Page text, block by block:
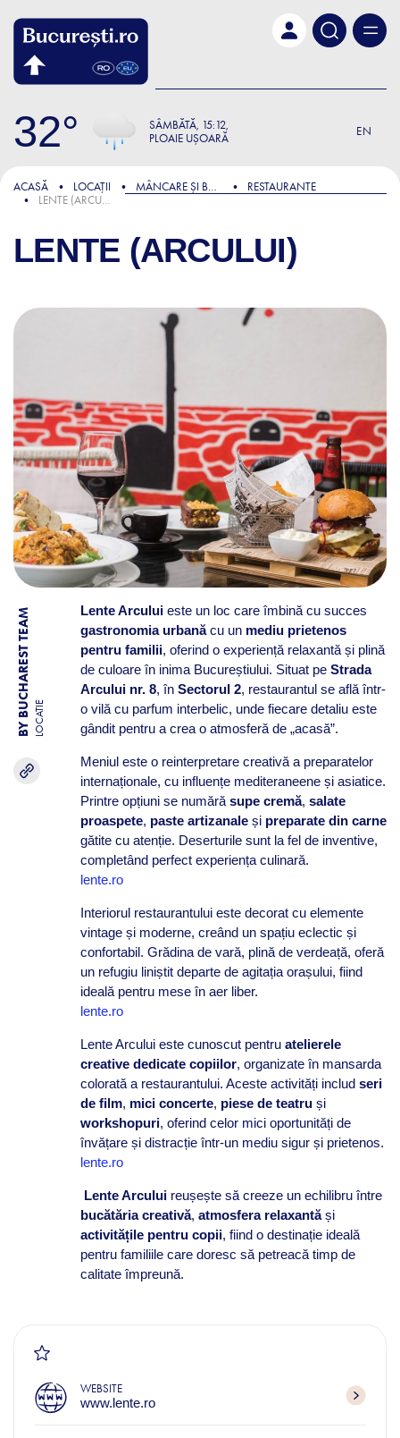
32 SÂMBĂTĂ 15:12
PLOAIE UȘOARĂ
EN
ACASĂ LOCAȚII MÂNCARE ȘI BĂUTURĂ
RESTAURANTE
LENTE (ARCULUI)
LENTE (ARCULUI)
BY BUCHAREST TEAM LOCATIE
Lente Arculuieste un loc care îmbină cu succes
gastronomia urbanăcu un mediu prietenos
pentru familii, oferind o experiență relaxantă și plină
de culoare în inima Bucureștiului. Situat pe Strada
Arcului nr. 8, în Sectorul 2, restaurantul se află într-
o vilă cu parfum interbelic, unde fiecare detaliu este
gândit pentru a crea o atmosferă de „acasă”.
Meniul este o reinterpretare creativă a preparatelor
internaționale, cu influențe mediteraneene și asiatice.
Printre opțiuni se numără supe cremă, salate
proaspete, paste artizanaleși preparate din carne
gătite cu atenție. Deserturile sunt la fel de inventive,
completând perfect experiența culinară.
lente.ro
Interiorul restaurantului este decorat cu elemente
vintage și moderne, creând un spațiu eclectic și
confortabil. Grădina de vară, plină de verdeață, oferă
un refugiu liniștit departe de agitația orașului, fiind
ideală pentru mese în aer liber.
lente.ro
Lente Arcului este cunoscut pentru atelierele
creative dedicate copiilor, organizate în mansarda
colorată a restaurantului. Aceste activități includ seri
de film, mici concerte, piese de teatruși
workshopuri, oferind celor mici oportunități de
învățare și distracție într-un mediu sigur și prietenos.
lente.ro
Lente Arculuireușește să creeze un echilibru între
bucătăria creativă, atmosfera relaxantăși
activitățile pentru copii, fiind o destinație ideală
pentru familiile care doresc să petreacă timp de
calitate împreună.
WEBSITE
www.lente.ro